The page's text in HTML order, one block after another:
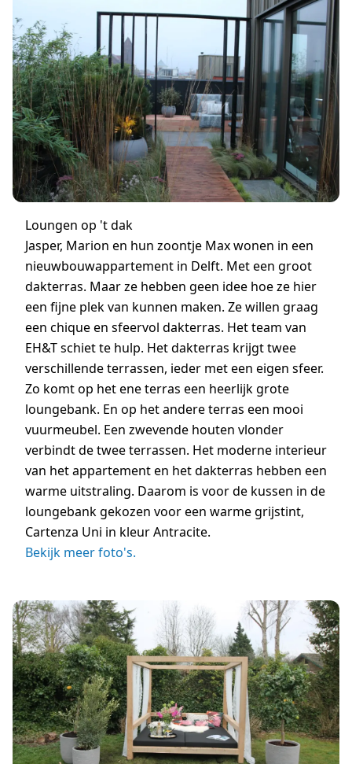
Loungen op 't dak
Jasper, Marion en hun zoontje Max wonen in een
nieuwbouwappartement in Delft. Met een groot
dakterras. Maar ze hebben geen idee hoe ze hier
een fijne plek van kunnen maken. Ze willen graag
een chique en sfeervol dakterras. Het team van
EH&T schiet te hulp. Het dakterras krijgt twee
verschillende terrassen, ieder met een eigen sfeer.
Zo komt op het ene terras een heerlijk grote
loungebank. En op het andere terras een mooi
vuurmeubel. Een zwevende houten vlonder
verbindt de twee terrassen. Het moderne interieur
van het appartement en het dakterras hebben een
warme uitstraling. Daarom is voor de kussen in de
loungebank gekozen voor een warme grijstint,
Cartenza Uni in kleur Antracite.
Bekijk meer foto's.